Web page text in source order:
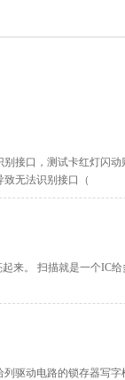
接口，测试卡红灯闪
无法识别接口（
来。 扫描就是一个IC
驱动电路的锁存器写